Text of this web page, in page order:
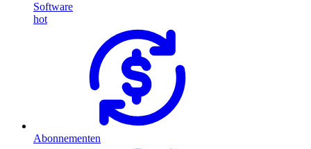
Software
hot
Abonnementen